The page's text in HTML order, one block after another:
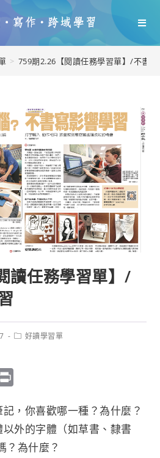
> 759期2.26【閱讀任務學習單】/不書
讀任務學習單】/
好讀學習單
i
n
t
，你喜歡哪一種？為什麼？
外的字體（如草書、隸書
？為什麼？